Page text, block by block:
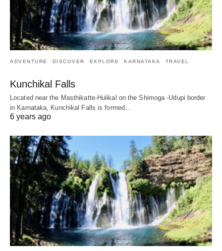
ADVENTURE DISCOVER EXPLORE KARNATAKA TRAVEL
Kunchikal Falls
Located near the Masthikatte-Hulikal on the Shimoga -Udupi border
in Karnataka, Kunchikal Falls is formed…
6 years ago